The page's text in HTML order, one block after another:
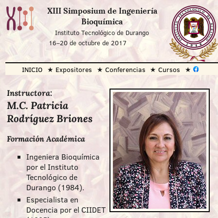
XIII Simposium de Ingeniería
Bioquímica
Instituto Tecnológico de Durango
16–20 de octubre de 2017
INICIO Expositores Conferencias Cursos
Instructora:
M.C. Patricia
Rodríguez Briones
Formación Académica
Ingeniera Bioquímica
por el Instituto
Tecnológico de
Durango (1984).
Especialista en
Docencia por el CIIDET